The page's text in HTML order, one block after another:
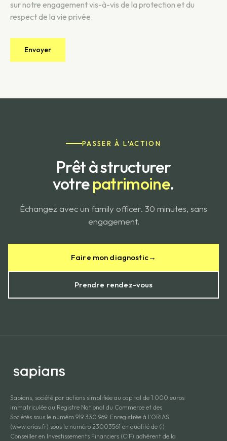
sur notre engagement vis-à-vis de la protection et du
respect de la vie privée.
PASSER À L'ACTION
Prêt à structurer
votrepatrimoine.
Échangez avec un family officer. 30 minutes, sans
engagement.
Faire mon diagnostic→
Prendre rendez-vous
Sapians, société par actions simplifiée au capital de 1.000 euros
immatriculée au Registre National du Commerce et des
Sociétés sous le numéro 919 330 969. Enregistrée à l'ORIAS
(www.orias.fr) sous le numéro 23003561 en qualité de (i)
Conseiller en Investissements Financiers (CIF) adhérent de la